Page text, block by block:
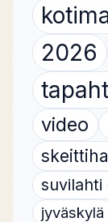
2026
video
suvilahti
jyväskylä